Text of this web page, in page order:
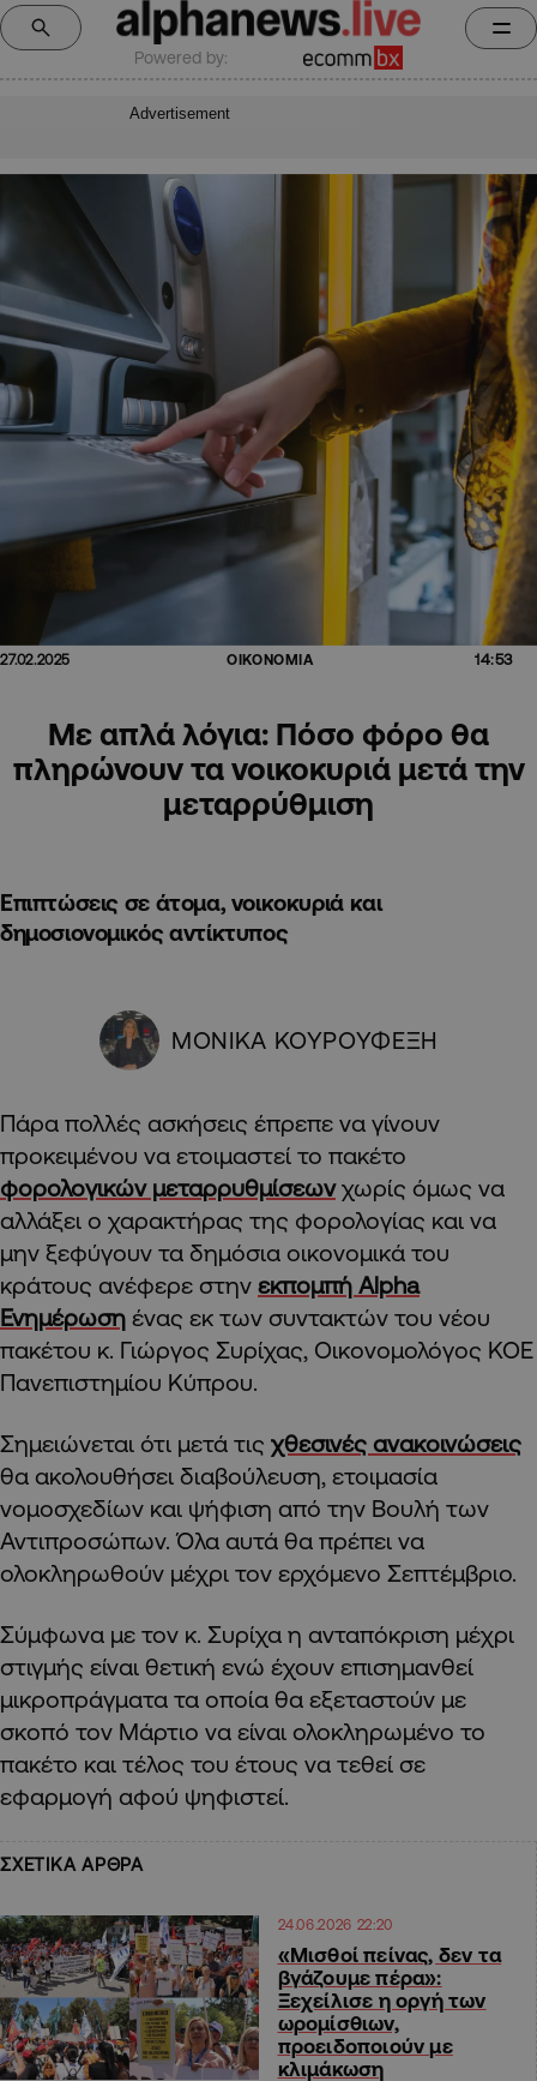
Powered by:
Advertisement
27.02.2025 ΟΙΚΟΝΟΜΙΑ 14:53
Με απλά λόγια: Πόσο φόρο θα
πληρώνουν τα νοικοκυριά μετά την
μεταρρύθμιση
Επιπτώσεις σε άτομα, νοικοκυριά και
δημοσιονομικός αντίκτυπος
ΜΟΝΙΚΑ ΚΟΥΡΟΥΦΕΞΗ
Πάρα πολλές ασκήσεις έπρεπε να γίνουν
προκειμένου να ετοιμαστεί το πακέτο
φορολογικών μεταρρυθμίσεωνχωρίς όμως να
αλλάξει ο χαρακτήρας της φορολογίας και να
μην ξεφύγουν τα δημόσια οικονομικά του
κράτους ανέφερε στην εκπομπή Alpha
Ενημέρωση ένας εκ των συντακτών του νέου
πακέτου κ. Γιώργος Συρίχας, Οικονομολόγος ΚΟΕ
Πανεπιστημίου Κύπρου.
Σημειώνεται ότι μετά τις χθεσινές ανακοινώσεις
θα ακολουθήσει διαβούλευση, ετοιμασία
νομοσχεδίων και ψήφιση από την Βουλή των
Αντιπροσώπων. Όλα αυτά θα πρέπει να
ολοκληρωθούν μέχρι τον ερχόμενο Σεπτέμβριο.
Σύμφωνα με τον κ. Συρίχα η ανταπόκριση μέχρι
στιγμής είναι θετική ενώ έχουν επισημανθεί
μικροπράγματα τα οποία θα εξεταστούν με
σκοπό τον Μάρτιο να είναι ολοκληρωμένο το
πακέτο και τέλος του έτους να τεθεί σε
εφαρμογή αφού ψηφιστεί.
ΣΧΕΤΙΚΑ ΑΡΘΡΑ
24.06.2026 22:20
«Μισθοί πείνας, δεν τα
βγάζουμε πέρα»:
Ξεχείλισε η οργή των
ωρομίσθιων,
προειδοποιούν με
κλιμάκωση